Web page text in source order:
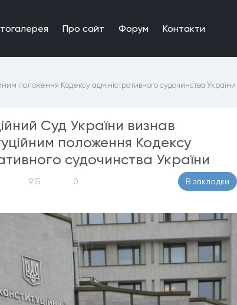
Про сайт Форум Контакти
положення Кодексу адміністративного судочинства України
Суд України визнав
положення Кодексу
судочинства України
915 0 В закладки